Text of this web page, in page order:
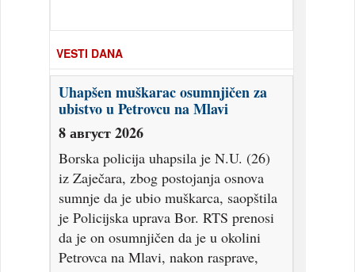
VESTI DANA
Uhapšen muškarac osumnjičen za
ubistvo u Petrovcu na Mlavi
8 август 2026
Borska policija uhapsila je N.U. (26)
iz Zaječara, zbog postojanja osnova
sumnje da je ubio muškarca, saopštila
je Policijska uprava Bor. RTS prenosi
da je on osumnjičen da je u okolini
Petrovca na Mlavi, nakon rasprave,